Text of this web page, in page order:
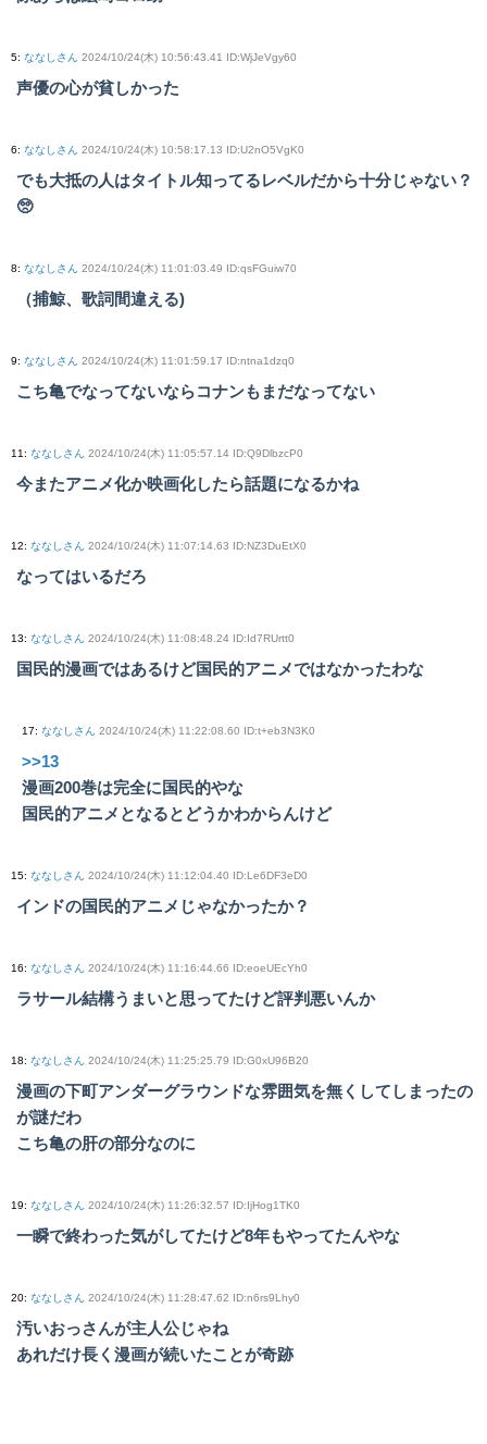
5: ななしさん 2024/10/24(木) 10:56:43.41 ID:WjJeVgy60
声優の心が貧しかった
6: ななしさん 2024/10/24(木) 10:58:17.13 ID:U2nO5VgK0
でも大抵の人はタイトル知ってるレベルだから十分じゃない？
🥺
8: ななしさん 2024/10/24(木) 11:01:03.49 ID:qsFGuiw70
（捕鯨、歌詞間違える)
9: ななしさん 2024/10/24(木) 11:01:59.17 ID:ntna1dzq0
こち亀でなってないならコナンもまだなってない
11: ななしさん 2024/10/24(木) 11:05:57.14 ID:Q9DlbzcP0
今またアニメ化か映画化したら話題になるかね
12: ななしさん 2024/10/24(木) 11:07:14.63 ID:NZ3DuEtX0
なってはいるだろ
13: ななしさん 2024/10/24(木) 11:08:48.24 ID:Id7RUrtt0
国民的漫画ではあるけど国民的アニメではなかったわな
17: ななしさん 2024/10/24(木) 11:22:08.60 ID:t+eb3N3K0
>>13
漫画200巻は完全に国民的やな
国民的アニメとなるとどうかわからんけど
15: ななしさん 2024/10/24(木) 11:12:04.40 ID:Le6DF3eD0
インドの国民的アニメじゃなかったか？
16: ななしさん 2024/10/24(木) 11:16:44.66 ID:eoeUEcYh0
ラサール結構うまいと思ってたけど評判悪いんか
18: ななしさん 2024/10/24(木) 11:25:25.79 ID:G0xU96B20
漫画の下町アンダーグラウンドな雰囲気を無くしてしまったの
が謎だわ
こち亀の肝の部分なのに
19: ななしさん 2024/10/24(木) 11:26:32.57 ID:IjHog1TK0
一瞬で終わった気がしてたけど8年もやってたんやな
20: ななしさん 2024/10/24(木) 11:28:47.62 ID:n6rs9Lhy0
汚いおっさんが主人公じゃね
あれだけ長く漫画が続いたことが奇跡